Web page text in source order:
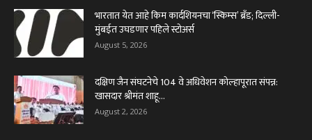
भारतात येत आहे किम कार्दशियनचा ‘स्किम्स’ ब्रँड; दिल्ली-
मुंबईत उघडणार पहिले स्टोअर्स
August 5, 2026
दक्षिण जैन संघटनेचे 104 वे अधिवेशन कोल्हापूरात संपन्न:
खासदार श्रीमंत शाहू...
August 2, 2026